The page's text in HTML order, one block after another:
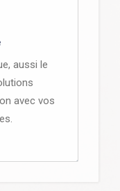
aussi le
avec vos